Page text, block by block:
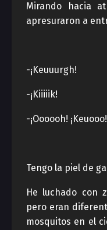
Mirando hacia
apresuraron a
-¡Keuuurgh!
-¡Kiiiiik!
-¡Oooooh! ¡Keuooo!
Tengo la piel de
He luchado con
pero eran
mosquitos en el